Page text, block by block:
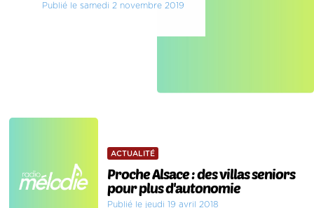
Publié le samedi 2 novembre 2019
ACTUALITÉ
Proche Alsace : des villas seniors
pour plus d'autonomie
Publié le jeudi 19 avril 2018